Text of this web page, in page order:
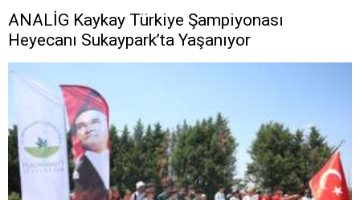
ANALİG Kaykay Türkiye Şampiyonası
Heyecanı Sukaypark’ta Yaşanıyor